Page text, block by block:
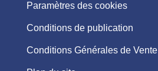
Paramètres des cookies
Conditions de publication
Conditions Générales de Vente